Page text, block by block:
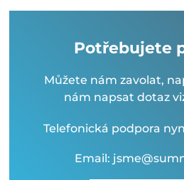
Potřebujete
Můžete nám zavolat,
nám napsat dotaz
Telefonická podpora
Email: